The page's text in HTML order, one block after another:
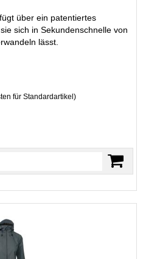
über ein patentiertes
sich in Sekundenschnelle von
lässt.
für Standardartikel )